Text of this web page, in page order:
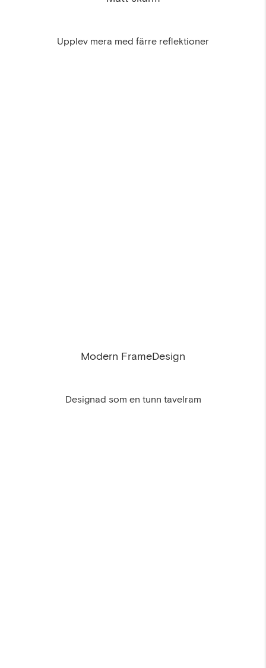
Upplev mera med färre reflektioner
Modern FrameDesign
Designad som en tunn tavelram